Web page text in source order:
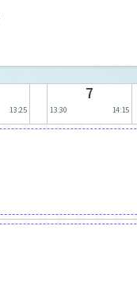
13:25
7
13:30 14:15